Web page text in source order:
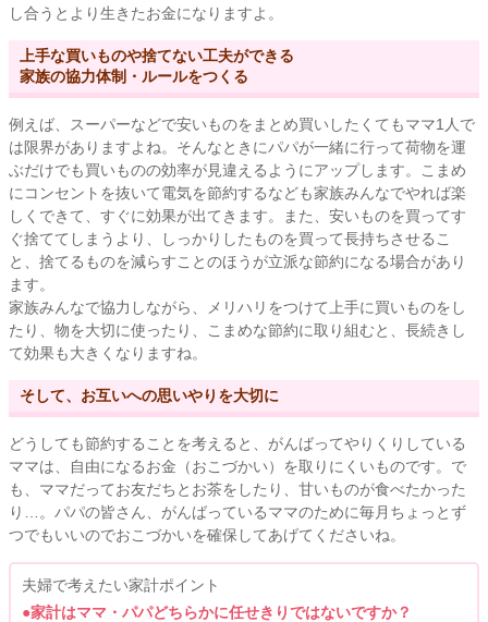
し合うとより生きたお金になりますよ。
上手な買いものや捨てない工夫ができる
家族の協力体制・ルールをつくる
例えば、スーパーなどで安いものをまとめ買いしたくてもママ1人で
は限界がありますよね。そんなときにパパが一緒に行って荷物を運
ぶだけでも買いものの効率が見違えるようにアップします。こまめ
にコンセントを抜いて電気を節約するなども家族みんなでやれば楽
しくできて、すぐに効果が出てきます。また、安いものを買ってす
ぐ捨ててしまうより、しっかりしたものを買って長持ちさせるこ
と、捨てるものを減らすことのほうが立派な節約になる場合があり
ます。
家族みんなで協力しながら、メリハリをつけて上手に買いものをし
たり、物を大切に使ったり、こまめな節約に取り組むと、長続きし
て効果も大きくなりますね。
そして、お互いへの思いやりを大切に
どうしても節約することを考えると、がんばってやりくりしている
ママは、自由になるお金（おこづかい）を取りにくいものです。で
も、ママだってお友だちとお茶をしたり、甘いものが食べたかった
り…。パパの皆さん、がんばっているママのために毎月ちょっとず
つでもいいのでおこづかいを確保してあげてくださいね。
夫婦で考えたい家計ポイント
●家計はママ・パパどちらかに任せきりではないですか？